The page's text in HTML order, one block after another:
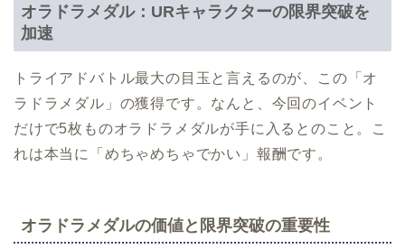
オラドラメダル：URキャラクターの限界突破を
加速
トライアドバトル最大の目玉と言えるのが、この「オ
ラドラメダル」の獲得です。なんと、今回のイベント
だけで5枚ものオラドラメダルが手に入るとのこと。こ
れは本当に「めちゃめちゃでかい」報酬です。
オラドラメダルの価値と限界突破の重要性